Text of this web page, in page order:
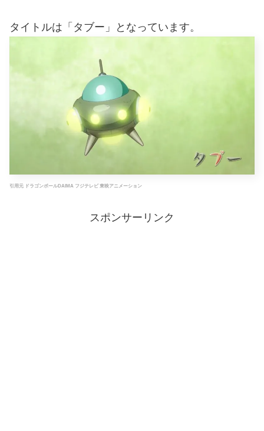
タイトルは「タブー」となっています。
引用元 ドラゴンボールDAIMA フジテレビ 東映アニメーション
スポンサーリンク